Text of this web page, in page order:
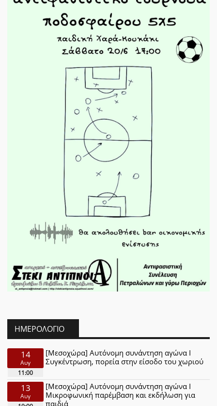
ΗΜΕΡΟΛΌΓΙΟ
14
Αυγ
11:00
[Μεσοχώρα] Αυτόνομη συνάντηση αγώνα Ι
Συγκέντρωση, πορεία στην είσοδο του χωριού
13
Αυγ
[Μεσοχώρα] Αυτόνομη συνάντηση αγώνα Ι
Μικροφωνική παρέμβαση και εκδήλωση για
παιδιά